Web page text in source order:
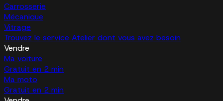
Carrosserie
Mécanique
Vitrage
Trouvez le service Atelier dont vous avez besoin
Vendre
Ma voiture
Gratuit en 2 min
Ma moto
Gratuit en 2 min